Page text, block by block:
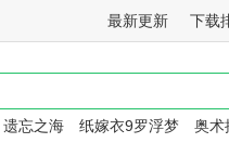
最新更新 下载
遗忘之海 纸嫁衣9罗浮梦 奥术